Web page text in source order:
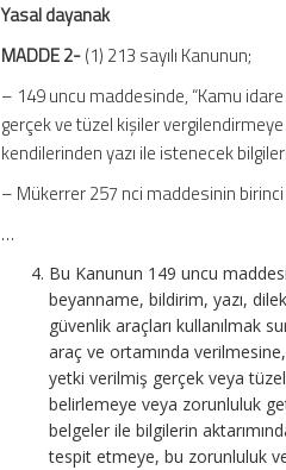
Yasal dayanak
MADDE 2-(1) 213 sayılı Kanunun;
– 149 uncu maddesinde, “Kamu
gerçek ve tüzel kişiler
kendilerinden yazı ile istenecek
– Mükerrer 257 nci maddesinin birinci
…
Bu Kanunun 149 uncu
beyanname, bildirim, yazı,
güvenlik araçları kullanılmak
araç ve ortamında
yetki verilmiş gerçek veya
belirlemeye veya zorunluluk
belgeler ile bilgilerin
tespit etmeye, bu zorunluluk